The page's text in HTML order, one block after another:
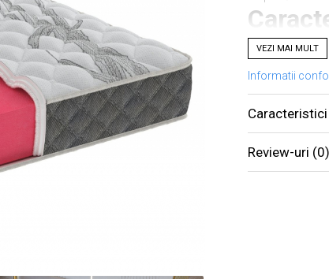
VEZI MAI MULT
Informatii
Caracteristici
Review-uri (0)